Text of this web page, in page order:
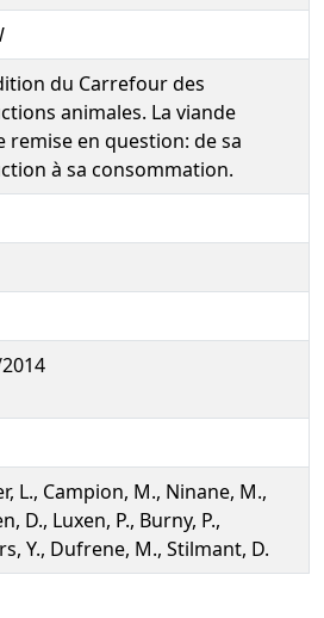
du Carrefour des
animales. La viande
remise en question: de sa
à sa consommation.
L., Campion, M., Ninane, M.,
D., Luxen, P., Burny, P.,
Y., Dufrene, M., Stilmant, D.